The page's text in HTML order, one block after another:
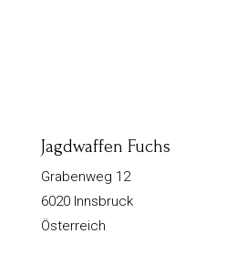
Jagdwaffen Fuchs
Grabenweg 12
6020 Innsbruck
Österreich